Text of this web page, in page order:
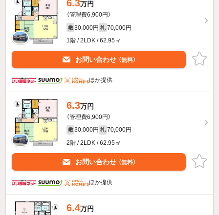
6.3万円
（管理費6,900円）
敷 30,000円 礼 70,000円
1階 / 2LDK / 62.95㎡
お問い合わせ （無料）
ほか提供
6.3万円
（管理費6,900円）
敷 30,000円 礼 70,000円
2階 / 2LDK / 62.95㎡
お問い合わせ （無料）
ほか提供
6.4万円